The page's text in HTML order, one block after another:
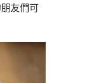
友們可